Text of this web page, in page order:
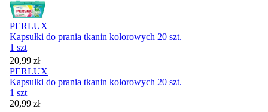
PERLUX
Kapsułki do prania tkanin kolorowych 20 szt.
1 szt
Cena
20,99 zł
PERLUX
Kapsułki do prania tkanin kolorowych 20 szt.
1 szt
Cena
20,99 zł